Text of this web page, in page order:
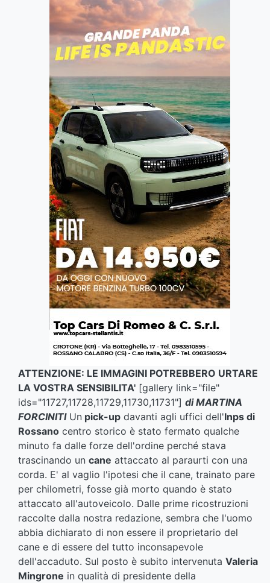
ATTENZIONE: LE IMMAGINI POTREBBERO URTARE
LA VOSTRA SENSIBILITA' [gallery link="file"
ids="11727,11728,11729,11730,11731"] di MARTINA
FORCINITIUn pick-up davanti agli uffici dell'Inps di
Rossano centro storico è stato fermato qualche
minuto fa dalle forze dell'ordine perché stava
trascinando un cane attaccato al paraurti con una
corda. E' al vaglio l'ipotesi che il cane, trainato pare
per chilometri, fosse già morto quando è stato
attaccato all'autoveicolo. Dalle prime ricostruzioni
raccolte dalla nostra redazione, sembra che l'uomo
abbia dichiarato di non essere il proprietario del
cane e di essere del tutto inconsapevole
dell'accaduto. Sul posto è subito intervenuta Valeria
Mingrone in qualità di presidente della